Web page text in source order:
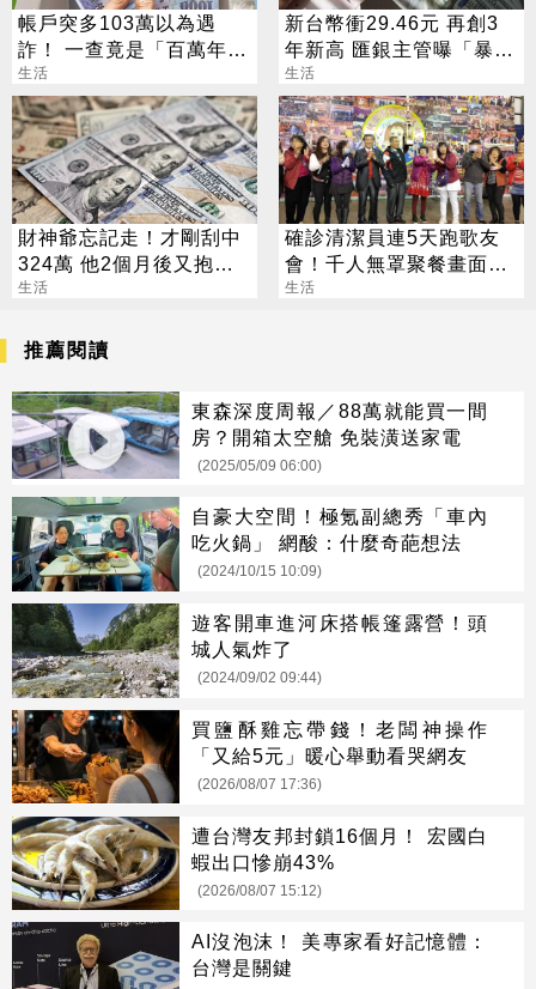
帳戶突多103萬以為遇
詐！ 一查竟是「百萬年
終」
生活
新台幣衝29.46元 再創3
年新高 匯銀主管曝「暴
衝」原因
生活
財神爺忘記走！才剛刮中
324萬 他2個月後又抱回
3243萬
生活
確診清潔員連5天跑歌友
會！千人無罩聚餐畫面曝
光
生活
推薦閱讀
東森深度周報／88萬就能買一間
房？開箱太空艙 免裝潢送家電
(2025/05/09 06:00)
自豪大空間！極氪副總秀「車內
吃火鍋」 網酸：什麼奇葩想法
(2024/10/15 10:09)
遊客開車進河床搭帳篷露營！頭
城人氣炸了
(2024/09/02 09:44)
買鹽酥雞忘帶錢！老闆神操作
「又給5元」暖心舉動看哭網友
(2026/08/07 17:36)
遭台灣友邦封鎖16個月！ 宏國白
蝦出口慘崩43%
(2026/08/07 15:12)
AI沒泡沫！ 美專家看好記憶體：
台灣是關鍵